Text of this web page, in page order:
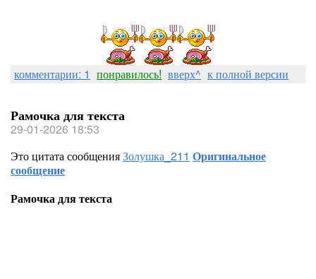
комментарии: 1 понравилось! вверх^ к полной версии
Рамочка для текста
29-01-2026 18:53
Это цитата сообщенияЗолушка_211 Оригинальное
сообщение
Рамочка для текста